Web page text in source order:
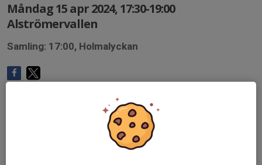
Måndag 15 apr 2024, 17:30-19:00
Alströmervallen
Samling: 17:00, Holmalyckan